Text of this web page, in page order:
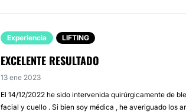
Experiencia LIFTING
EXCELENTE RESULTADO
13 ene 2023
El 14/12/2022 he sido intervenida quirúrgicamente de
facial y cuello . Si bien soy médica , he averiguado los